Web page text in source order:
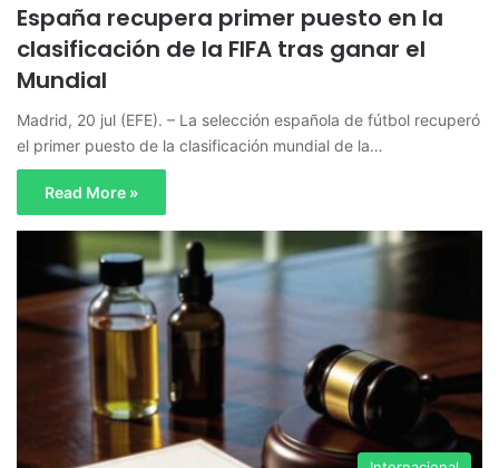
España recupera primer puesto en la
clasificación de la FIFA tras ganar el
Mundial
Madrid, 20 jul (EFE). – La selección española de fútbol recuperó
el primer puesto de la clasificación mundial de la…
Read More »